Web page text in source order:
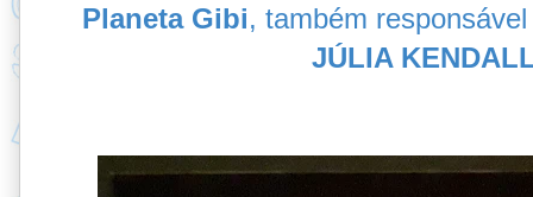
Planeta Gibi, também
JÚLIA